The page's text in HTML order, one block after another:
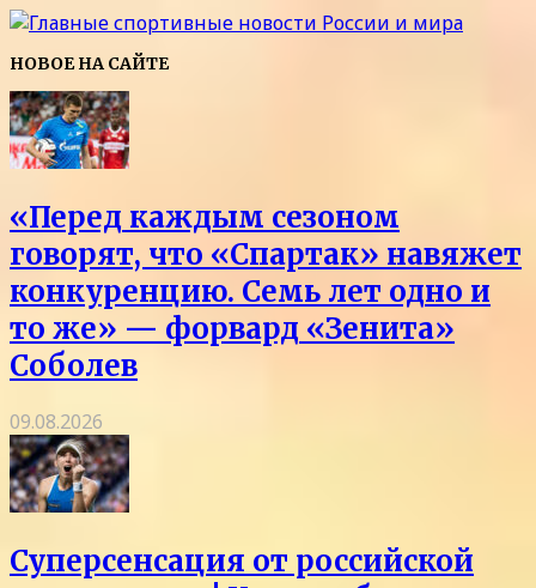
НОВОЕ НА САЙТЕ
«Перед каждым сезоном
говорят, что «Спартак» навяжет
конкуренцию. Семь лет одно и
то же» — форвард «Зенита»
Соболев
09.08.2026
Суперсенсация от российской